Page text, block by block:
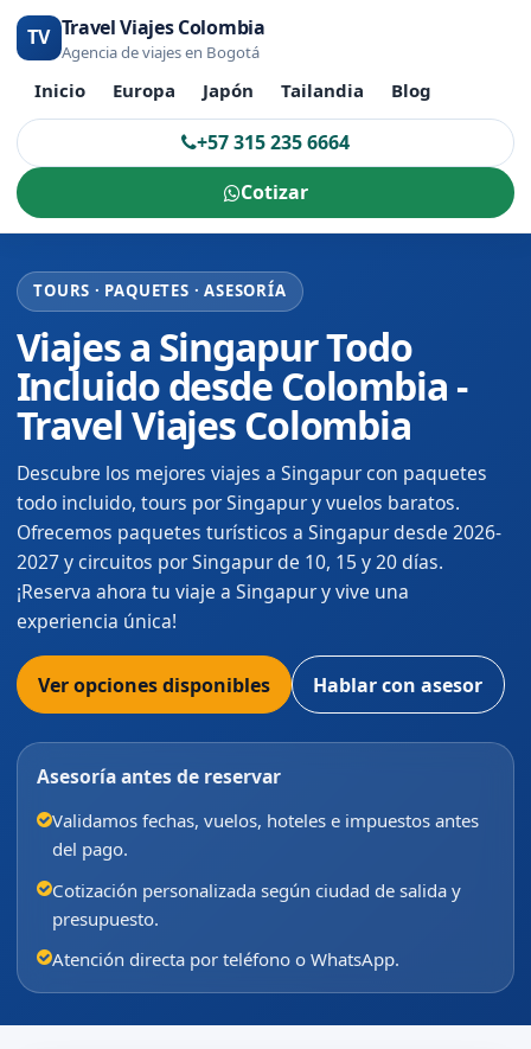
TV Travel Viajes Colombia
Agencia de viajes en Bogotá
Inicio Europa Japón Tailandia Blog
+57 315 235 6664
Cotizar
TOURS · PAQUETES · ASESORÍA
Viajes a Singapur Todo
Incluido desde Colombia -
Travel Viajes Colombia
Descubre los mejores viajes a Singapur con paquetes
todo incluido, tours por Singapur y vuelos baratos.
Ofrecemos paquetes turísticos a Singapur desde 2026-
2027 y circuitos por Singapur de 10, 15 y 20 días.
¡Reserva ahora tu viaje a Singapur y vive una
experiencia única!
Ver opciones disponibles Hablar con asesor
Asesoría antes de reservar
Validamos fechas, vuelos, hoteles e impuestos antes
del pago.
Cotización personalizada según ciudad de salida y
presupuesto.
Atención directa por teléfono o WhatsApp.